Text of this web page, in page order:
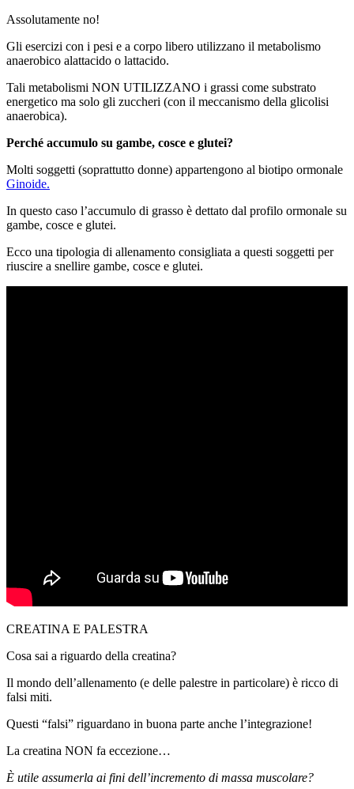
Assolutamente no!
Gli esercizi con i pesi e a corpo libero utilizzano il metabolismo
anaerobico alattacido o lattacido.
Tali metabolismi NON UTILIZZANO i grassi come substrato
energetico ma solo gli zuccheri (con il meccanismo della glicolisi
anaerobica).
Perché accumulo su gambe, cosce e glutei?
Molti soggetti (soprattutto donne) appartengono al biotipo ormonale
Ginoide.
In questo caso l’accumulo di grasso è dettato dal profilo ormonale su
gambe, cosce e glutei.
Ecco una tipologia di allenamento consigliata a questi soggetti per
riuscire a snellire gambe, cosce e glutei.
CREATINA E PALESTRA
Cosa sai a riguardo della creatina?
Il mondo dell’allenamento (e delle palestre in particolare) è ricco di
falsi miti.
Questi “falsi” riguardano in buona parte anche l’integrazione!
La creatina NON fa eccezione…
È utile assumerla ai fini dell’incremento di massa muscolare?